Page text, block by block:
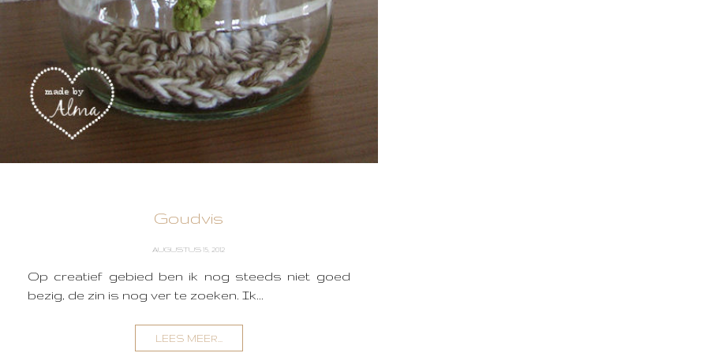
Goudvis
AUGUSTUS 15, 2012
Op creatief gebied ben ik nog steeds niet goed
bezig, de zin is nog ver te zoeken. Ik...
LEES MEER...